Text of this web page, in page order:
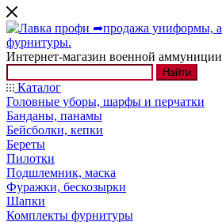
Интернет-магазин военной аммуниции
Найти
Каталог
Головные уборы, шарфы и перчатки
Банданы, панамы
Бейсболки, кепки
Береты
Пилотки
Подшлемник, маска
Фуражки, бескозырки
Шапки
Комплекты фурнитуры